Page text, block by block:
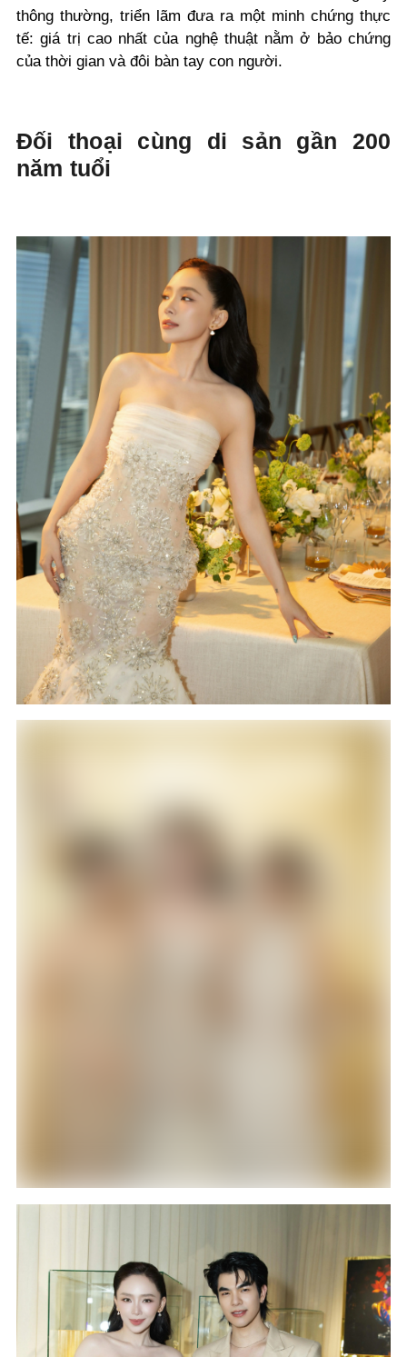
thông thường, triển lãm đưa ra một minh chứng thực
tế: giá trị cao nhất của nghệ thuật nằm ở bảo chứng
của thời gian và đôi bàn tay con người.
Đối thoại cùng di sản gần 200
năm tuổi